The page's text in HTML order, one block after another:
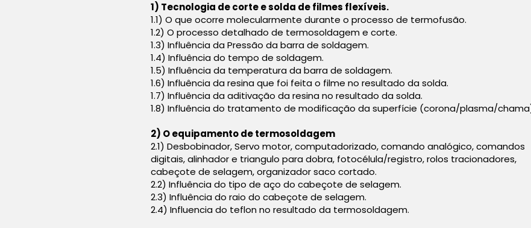
1) Tecnologia de corte e solda de filmes flexíveis.
1.1) O que ocorre molecularmente durante o processo de termofusão.
1.2) O processo detalhado de termosoldagem e corte.
1.3) Influência da Pressão da barra de soldagem.
1.4) Influência do tempo de soldagem.
1.5) Influência da temperatura da barra de soldagem.
1.6) Influência da resina que foi feita o filme no resultado da solda.
1.7) Influência da aditivação da resina no resultado da solda.
1.8) Influência do tratamento de modificação da superfície (corona/plasma/
2) O equipamento de termosoldagem
2.1) Desbobinador, Servo motor, computadorizado, comando analógico, comandos
digitais, alinhador e triangulo para dobra, fotocélula/registro, rolos tracionadores,
cabeçote de selagem, organizador saco cortado.
2.2) Influência do tipo de aço do cabeçote de selagem.
2.3) Influência do raio do cabeçote de selagem.
2.4) Influencia do teflon no resultado da termosoldagem.